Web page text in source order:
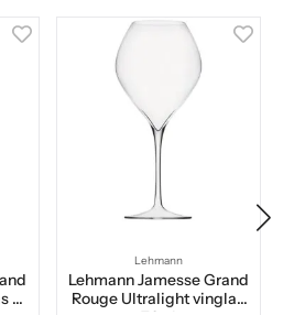
64
Lehmann
Lehmann Jamesse Grand
Rouge Ultralight vinglas